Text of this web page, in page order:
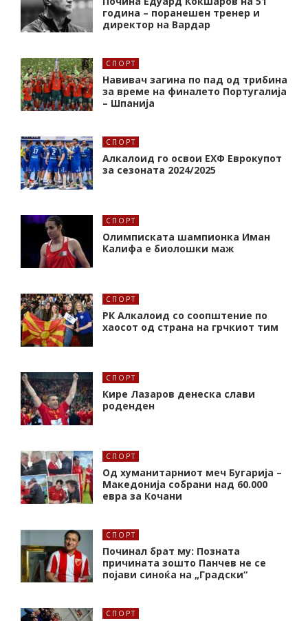
година – поранешен тренер и
директор на Вардар
СПОРТ
Навивач загина по пад од трибина
за време на финалето Португалија
– Шпанија
СПОРТ
Алкалоид го освои ЕХФ Еврокупот
за сезоната 2024/2025
СПОРТ
Олимписката шампионка Иман
Калифa е биолошки маж
СПОРТ
РК Алкалоид со соопштение по
хаосот од страна на грчкиот тим
СПОРТ
Кире Лазаров денеска слави
роденден
СПОРТ
Од хуманитарниот меч Бугарија –
Македонија собрани над 60.000
евра за Кочани
СПОРТ
Починал брат му: Позната
причината зошто Панчев не се
појави синоќа на „Градски“
СПОРТ